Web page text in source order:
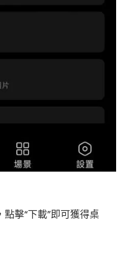
擊“下載”即可獲得桌